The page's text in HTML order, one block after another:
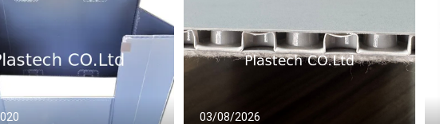
03/08/2026